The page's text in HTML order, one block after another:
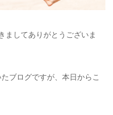
ましてありがとうございま
ブログですが、本日からこ